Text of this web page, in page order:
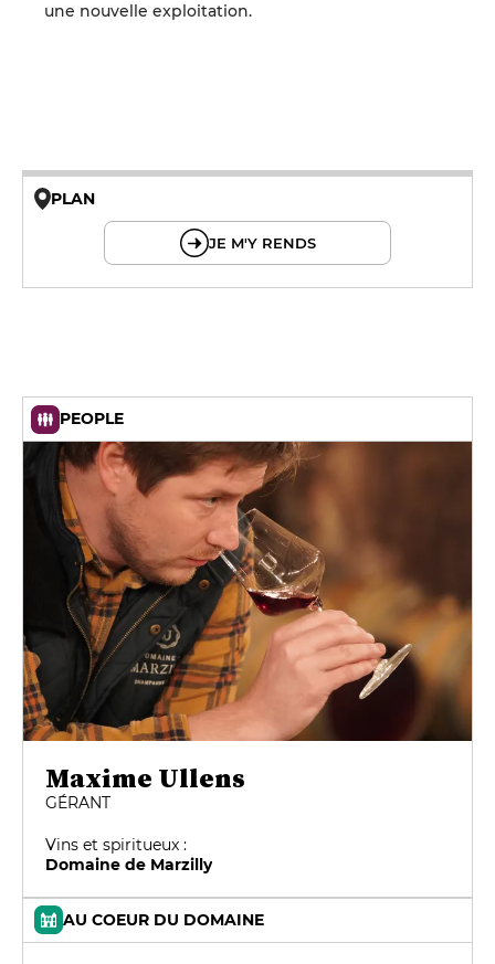
une nouvelle exploitation.
PLAN
JE M'Y RENDS
PEOPLE
Maxime Ullens
GÉRANT
Vins et spiritueux :
Domaine de Marzilly
AU COEUR DU DOMAINE